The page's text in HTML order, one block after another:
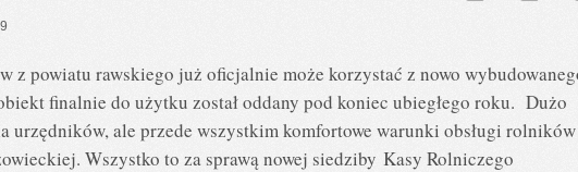
z powiatu rawskiego już oficjalnie może korzystać z nowo
finalnie do użytku został oddany pod koniec ubiegłego roku. Dużo
urzędników, ale przede wszystkim komfortowe warunki obsługi
Wszystko to za sprawą nowej siedziby Kasy Rolniczego